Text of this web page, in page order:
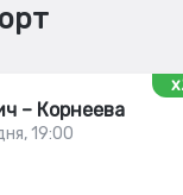
– Корнеева
19:00